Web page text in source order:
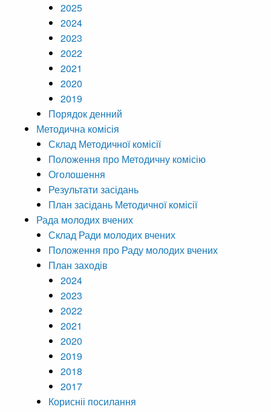
2025
2024
2023
2022
2021
2020
2019
Порядок денний
Методична комісія
Склад Методичної комісії
Положення про Методичну комісію
Оголошення
Результати засідань
План засідань Методичної комісії
Рада молодих вчених
Склад Ради молодих вчених
Положення про Раду молодих вчених
План заходів
2024
2023
2022
2021
2020
2019
2018
2017
Корисніі посилання